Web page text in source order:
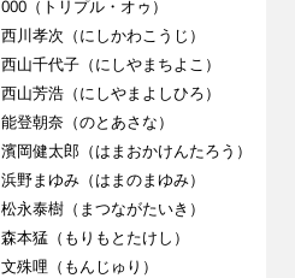
000（トリプル・オゥ）
西川孝次（にしかわこうじ）
西山千代子（にしやまちよこ）
西山芳浩（にしやまよしひろ）
能登朝奈（のとあさな）
濱岡健太郎（はまおかけんたろう）
浜野まゆみ（はまのまゆみ）
松永泰樹（まつながたいき）
森本猛（もりもとたけし）
文殊哩（もんじゅり）